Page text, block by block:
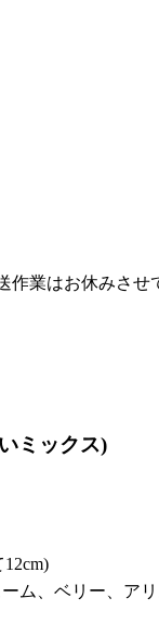
業はお休みさせ
ミックス)
ム、ベリー、ア